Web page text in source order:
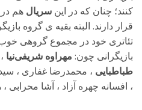
کنند؛ چنان که در این سریال هم در
قرار دارند. البته بقیه ی گروه
تئاتری خود در مجموع گروهی خوب
بازیگرانی چون: مهراوه شریفی‌نیا ،
طباطبایی ، محمدرضا غفاری ،
، افسانه چهره آزاد ، آشا